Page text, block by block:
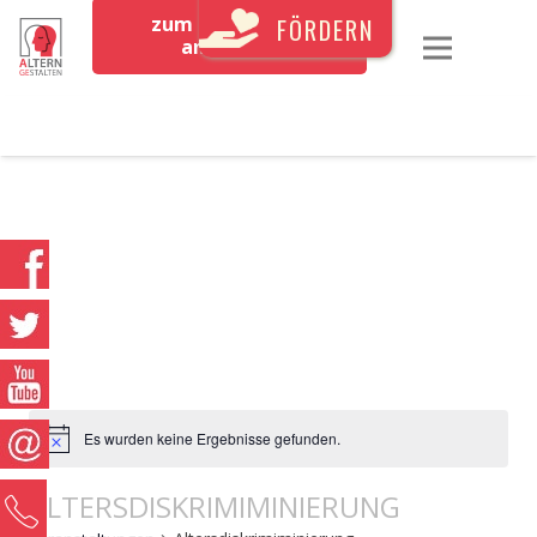
zum Newsletter
anmeldenFÖRDERN
Es wurden keine Ergebnisse gefunden.
ALTERSDISKRIMIMINIERUNG